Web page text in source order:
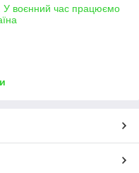
У воєнний час працюємо